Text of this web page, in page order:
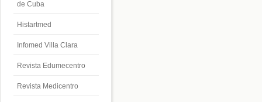
de Cuba
Histartmed
Infomed Villa Clara
Revista Edumecentro
Revista Medicentro